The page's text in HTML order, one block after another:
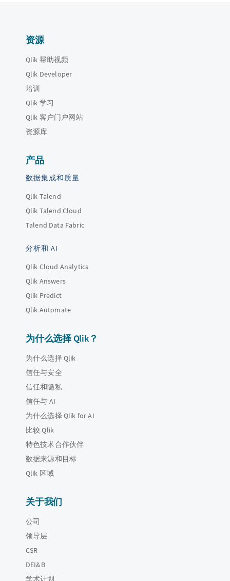
资源
Qlik 帮助视频
Qlik Developer
培训
Qlik 学习
Qlik 客户门户网站
资源库
产品
数据集成和质量
Qlik Talend
Qlik Talend Cloud
Talend Data Fabric
分析和 AI
Qlik Cloud Analytics
Qlik Answers
Qlik Predict
Qlik Automate
为什么选择 Qlik？
为什么选择 Qlik
信任与安全
信任和隐私
信任与 AI
为什么选择 Qlik for AI
比较 Qlik
特色技术合作伙伴
数据来源和目标
Qlik 区域
关于我们
公司
领导层
CSR
DEI&B
学术计划